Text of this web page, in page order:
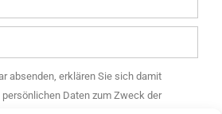
absenden, erklären Sie sich damit
Daten zum Zweck der